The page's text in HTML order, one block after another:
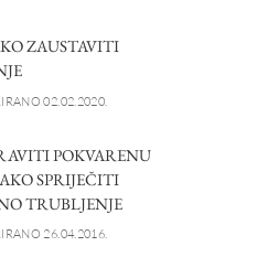
ZAUSTAVITI
02.02.2020.
POKVARENU
SPRIJEČITI
TRUBLJENJE
26.04.2016.